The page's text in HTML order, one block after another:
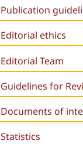
Publication
Editorial ethics
Editorial Team
Guidelines for
Documents of
Statistics